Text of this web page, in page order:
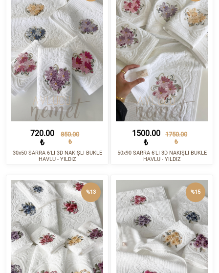
720.00
₺
850.00
₺
30x50 SARRA 6'LI 3D NAKIŞLI BUKLE
HAVLU - YILDIZ
1500.00
₺
1750.00
₺
50x90 SARRA 6'LI 3D NAKIŞLI BUKLE
HAVLU - YILDIZ
%13 %15